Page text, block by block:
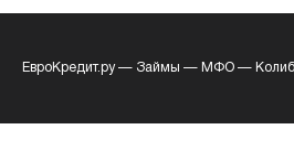
ЕвроКредит.ру— Займы — МФО —